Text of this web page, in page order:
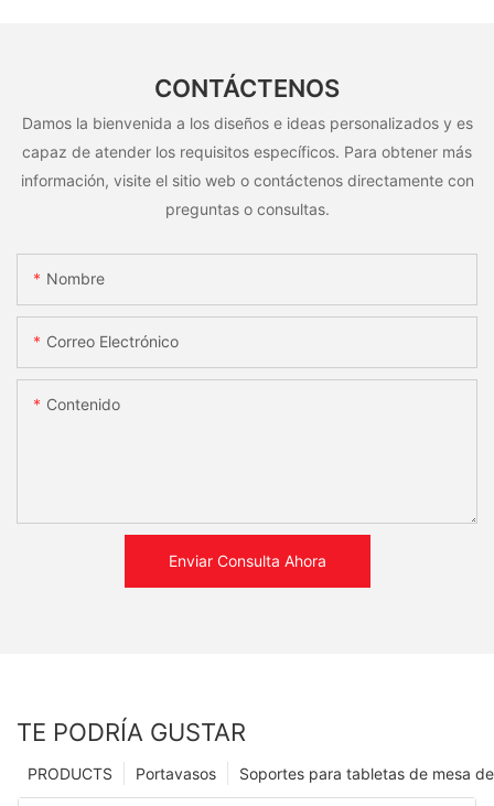
CONTÁCTENOS
Damos la bienvenida a los diseños e ideas personalizados y es
capaz de atender los requisitos específicos. Para obtener más
información, visite el sitio web o contáctenos directamente con
preguntas o consultas.
Nombre
Correo Electrónico
Contenido
Enviar Consulta Ahora
TE PODRÍA GUSTAR
Soportes para tabletas de mesa
Portavasos
PRODUCTS